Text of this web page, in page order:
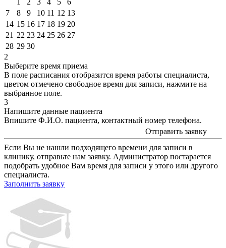
7
8 9 10 11 12 13
14 15 16 17 18 19 20
21 22 23 24 25 26 27
28 29 30
2
Выберите время приема
В поле расписания отобразится время работы специалиста,
цветом отмечено свободное время для записи, нажмите на
выбранное поле.
3
Напишите данные пациента
Впишите Ф.И.О. пациента, контактный номер телефона.
Отправить заявку
Если Вы не нашли подходящего времени для записи в
клинику, отправьте нам заявку. Администратор постарается
подобрать удобное Вам время для записи у этого или другого
специалиста.
Заполнить заявку